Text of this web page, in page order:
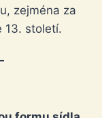
zejména za
13. století.